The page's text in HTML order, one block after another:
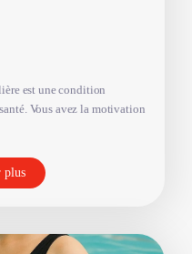
est une condition
Vous avez la motivation
plus